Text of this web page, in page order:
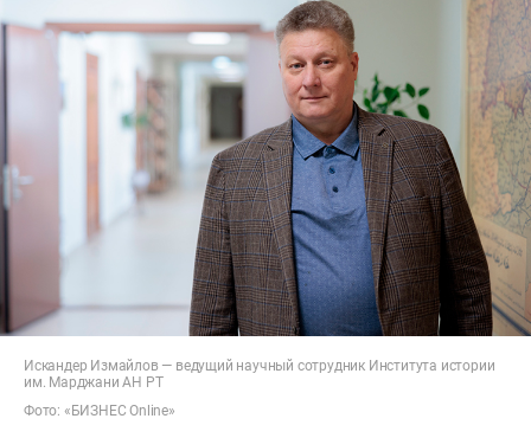
Искандер Измайлов — ведущий научный сотрудник Института истории
им. Марджани АН РТ
Фото: «БИЗНЕС Online»